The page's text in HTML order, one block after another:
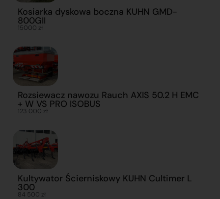
Kosiarka dyskowa boczna KUHN GMD-
800GII
15000 zł
Rozsiewacz nawozu Rauch AXIS 50.2 H EMC
+ W VS PRO ISOBUS
123 000 zł
Kultywator Ścierniskowy KUHN Cultimer L
300
84 500 zł